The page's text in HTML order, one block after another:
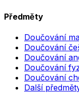
Předměty
Doučování
Doučování
Doučování
Doučování
Doučování
Další